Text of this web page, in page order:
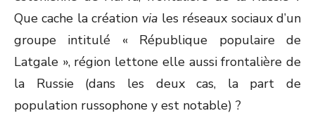
Que cache la création via les réseaux sociaux d’un
groupe intitulé « République populaire de
Latgale », région lettone elle aussi frontalière de
la Russie (dans les deux cas, la part de
population russophone y est notable) ?